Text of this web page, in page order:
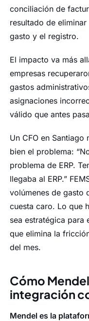
conciliación de
resultado de
gasto y el registro.
El impacto va más
empresas
gastos
asignaciones
válido que antes
Un CFO en
bien el problema:
problema de ERP.
llegaba al ERP.”
volúmenes de gasto
cuesta caro. Lo que
sea estratégica para
que elimina la
del mes.
Cómo
integración
Mendel es la